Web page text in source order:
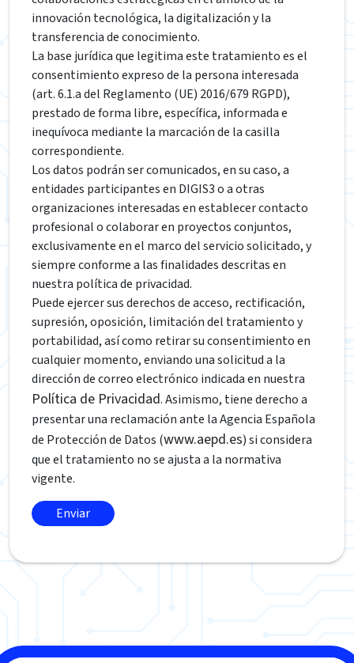
innovación tecnológica, la digitalización y la
transferencia de conocimiento.
La base jurídica que legitima este tratamiento es el
consentimiento expreso de la persona interesada
(art. 6.1.a del Reglamento (UE) 2016/679 RGPD),
prestado de forma libre, específica, informada e
inequívoca mediante la marcación de la casilla
correspondiente.
Los datos podrán ser comunicados, en su caso, a
entidades participantes en DIGIS3 o a otras
organizaciones interesadas en establecer contacto
profesional o colaborar en proyectos conjuntos,
exclusivamente en el marco del servicio solicitado, y
siempre conforme a las finalidades descritas en
nuestra política de privacidad.
Puede ejercer sus derechos de acceso, rectificación,
supresión, oposición, limitación del tratamiento y
portabilidad, así como retirar su consentimiento en
cualquier momento, enviando una solicitud a la
dirección de correo electrónico indicada en nuestra
Política de Privacidad. Asimismo, tiene derecho a
presentar una reclamación ante la Agencia Española
de Protección de Datos (www.aepd.es) si considera
que el tratamiento no se ajusta a la normativa
vigente.